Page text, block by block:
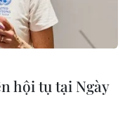
ngay sau là
Thụy Sĩ đứng thứ
hội tụ tại Ngày